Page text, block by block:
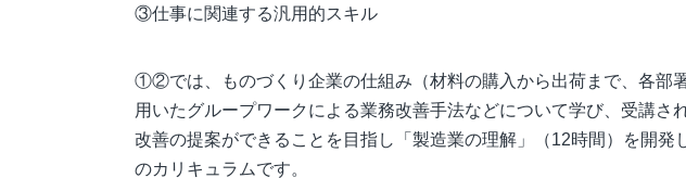
③仕事に関連する汎用的スキル
①②では、ものづくり企業の仕組み（材料の購入から出荷まで、各部
用いたグループワークによる業務改善手法などについて学び、受講さ
改善の提案ができることを目指し「製造業の理解」（12時間）を開発
のカリキュラムです。